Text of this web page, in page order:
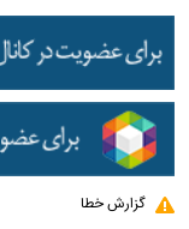
گزارش خطا